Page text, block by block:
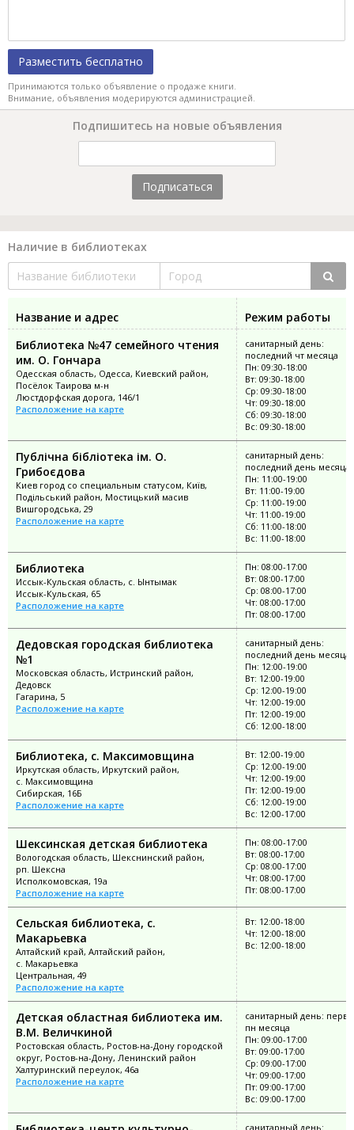
Разместить бесплатно
Принимаются только объявление о продаже книги.
Внимание, объявления модерируются администрацией.
Подпишитесь на новые объявления
Подписаться
Наличие в библиотеках
Название и адрес
Режим работы
Библиотека №47 семейного чтения
им. О. Гончара
Одесская область, Одесса, Киевский район,
Посёлок Таирова м-н
Люстдорфская дорога, 146/1
Расположение на карте
санитарный день:
последний чт месяца
Пн: 09:30-18:00
Вт: 09:30-18:00
Ср: 09:30-18:00
Чт: 09:30-18:00
Сб: 09:30-18:00
Вс: 09:30-18:00
Публічна бібліотека ім. О.
Грибоєдова
Киев город со специальным статусом, Київ,
Подільський район, Мостицький масив
Вишгородська, 29
Расположение на карте
санитарный день:
последний день месяца
Пн: 11:00-19:00
Вт: 11:00-19:00
Ср: 11:00-19:00
Чт: 11:00-19:00
Сб: 11:00-18:00
Вс: 11:00-18:00
Библиотека
Иссык-Кульская область, с. Ынтымак
Иссык-Кульская, 65
Расположение на карте
Пн: 08:00-17:00
Вт: 08:00-17:00
Ср: 08:00-17:00
Чт: 08:00-17:00
Пт: 08:00-17:00
Дедовская городская библиотека
№1
Московская область, Истринский район,
Дедовск
Гагарина, 5
Расположение на карте
санитарный день:
последний день месяца
Пн: 12:00-19:00
Вт: 12:00-19:00
Ср: 12:00-19:00
Чт: 12:00-19:00
Пт: 12:00-19:00
Сб: 12:00-18:00
Библиотека, с. Максимовщина
Иркутская область, Иркутский район,
с. Максимовщина
Сибирская, 16Б
Расположение на карте
Вт: 12:00-19:00
Ср: 12:00-19:00
Чт: 12:00-19:00
Пт: 12:00-19:00
Сб: 12:00-19:00
Вс: 12:00-17:00
Шексинская детская библиотека
Вологодская область, Шекснинский район,
рп. Шексна
Исполкомовская, 19а
Расположение на карте
Пн: 08:00-17:00
Вт: 08:00-17:00
Ср: 08:00-17:00
Чт: 08:00-17:00
Пт: 08:00-17:00
Сельская библиотека, с.
Макарьевка
Алтайский край, Алтайский район,
с. Макарьевка
Центральная, 49
Расположение на карте
Вт: 12:00-18:00
Чт: 12:00-18:00
Вс: 12:00-18:00
Детская областная библиотека им.
В.М. Величкиной
Ростовская область, Ростов-на-Дону городской
округ, Ростов-на-Дону, Ленинский район
Халтуринский переулок, 46а
Расположение на карте
санитарный день:
пн месяца
Пн: 09:00-17:00
Вт: 09:00-17:00
Ср: 09:00-17:00
Чт: 09:00-17:00
Пт: 09:00-17:00
Вс: 09:00-17:00
санитарный день: